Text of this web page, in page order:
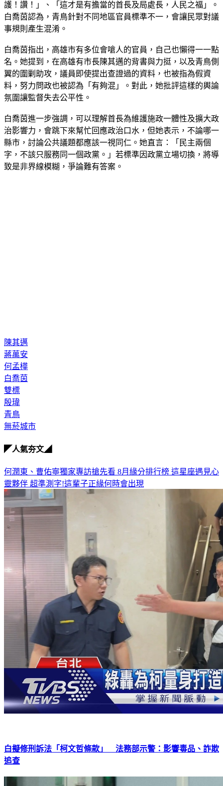
護！讚！」、「這才是有擔當的首長及局處長，人民之福」。
白喬茵認為，青鳥針對不同地區官員標準不一，會讓民眾對議
事規則產生混淆。
白喬茵指出，高雄市有多位會嗆人的官員，自己也懶得一一點
名。她提到，在高雄有市長陳其邁的背書與力挺，以及青鳥側
翼的圍剿助攻，議員即使提出查證過的資料，也被指為假資
料，努力問政也被認為「有夠混」。對此，她批評這樣的輿論
氛圍讓監督失去公平性。
白喬茵進一步強調，可以理解首長為維護施政一體性及擴大政
治影響力，會跳下來幫忙回應政治口水，但她表示，不論哪一
縣市，討論公共議題都應該一視同仁。她直言：「民主兩個
字，不該只服務同一個政黨。」若標準因政黨立場切換，將導
致是非界線模糊，爭論難有答案。
陳其邁
蔣萬安
何孟樺
白喬茵
雙標
殷瑋
青鳥
無菸城市
◤人氣夯文◢
何潤東、曹佑寧獨家專訪搶先看 8月緣分排行榜 這星座遇見心
靈夥伴 超準測字!這輩子正緣何時會出現
白擬修刑訴法「柯文哲條款」 法務部示警：影響毒品、詐欺
追查